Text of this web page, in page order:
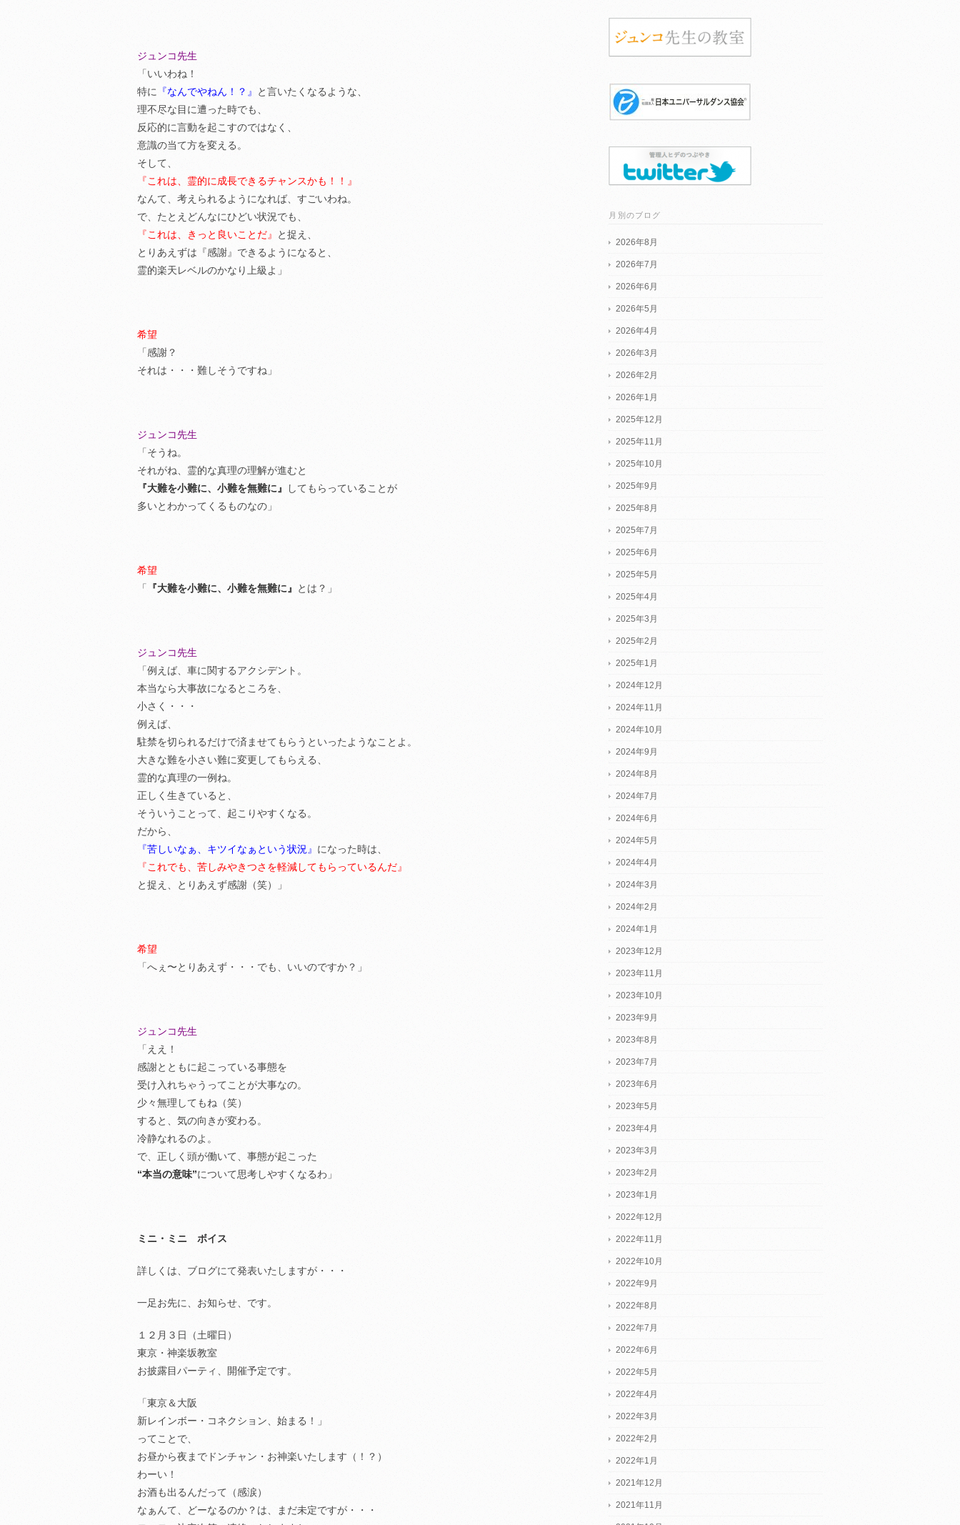
ジュンコ先生
「いいわね！
特に
『なんでやねん！？』
と言いたくなるような、
理不尽な目に遭った時でも、
反応的に言動を起こすのではなく、
意識の当て方を変える。
そして、
『これは、霊的に成長できるチャンスかも！！』
なんて、考えられるようになれば、すごいわね。
で、たとえどんなにひどい状況でも、
『これは、きっと良いことだ』
と捉え、
とりあえずは『感謝』できるようになると、
霊的楽天レベルのかなり上級よ」
希望
「感謝？
それは・・・難しそうですね」
ジュンコ先生
「そうね。
それがね、霊的な真理の理解が進むと
『大難を小難に、小難を無難に』
してもらっていることが
多いとわかってくるものなの」
希望
「
『大難を小難に、小難を無難に』 とは？」
ジュンコ先生
「例えば、車に関するアクシデント。
本当なら大事故になるところを、
小さく・・・
例えば、
駐禁を切られるだけで済ませてもらうといったようなことよ。
大きな難を小さい難に変更してもらえる、
霊的な真理の一例ね。
正しく生きていると、
そういうことって、起こりやすくなる。
だから、
『苦しいなぁ、キツイなぁという状況』 になった時は、
『これでも、苦しみやきつさを軽減してもらっているんだ』
と捉え、とりあえず感謝（笑）」
希望
「へぇ〜とりあえず・・・でも、いいのですか？」
ジュンコ先生
「ええ！
感謝とともに起こっている事態を
受け入れちゃうってことが大事なの。
少々無理してもね（笑）
すると、気の向きが変わる。
冷静なれるのよ。
で、正しく頭が働いて、事態が起こった
“本当の意味”について思考しやすくなるわ」
ミニ・ミニ ボイス
詳しくは、ブログにて発表いたしますが・・・
一足お先に、お知らせ、です。
１２月３日（土曜日）
東京・神楽坂教室
お披露目パーティ、開催予定です。
「東京＆大阪
新レインボー・コネクション、始まる！」
ってことで、
お昼から夜までドンチャン・お神楽いたします（！？）
わーい！
お酒も出るんだって（感涙）
なぁんて、どーなるのか？は、まだ未定ですが・・・
月別のブログ
2026年8月
2026年7月
2026年6月
2026年5月
2026年4月
2026年3月
2026年2月
2026年1月
2025年12月
2025年11月
2025年10月
2025年9月
2025年8月
2025年7月
2025年6月
2025年5月
2025年4月
2025年3月
2025年2月
2025年1月
2024年12月
2024年11月
2024年10月
2024年9月
2024年8月
2024年7月
2024年6月
2024年5月
2024年4月
2024年3月
2024年2月
2024年1月
2023年12月
2023年11月
2023年10月
2023年9月
2023年8月
2023年7月
2023年6月
2023年5月
2023年4月
2023年3月
2023年2月
2023年1月
2022年12月
2022年11月
2022年10月
2022年9月
2022年8月
2022年7月
2022年6月
2022年5月
2022年4月
2022年3月
2022年2月
2022年1月
2021年12月
2021年11月